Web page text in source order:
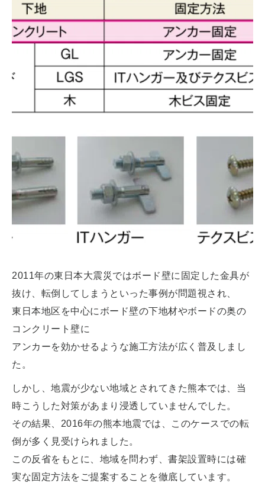
2011年の東日本大震災ではボード壁に固定した金具が
抜け、転倒してしまうといった事例が問題視され、
東日本地区を中心にボード壁の下地材やボードの奥の
コンクリート壁に
アンカーを効かせるような施工方法が広く普及しまし
た。
しかし、地震が少ない地域とされてきた熊本では、当
時こうした対策があまり浸透していませんでした。
その結果、2016年の熊本地震では、このケースでの転
倒が多く見受けられました。
この反省をもとに、地域を問わず、書架設置時には確
実な固定方法をご提案することを徹底しています。